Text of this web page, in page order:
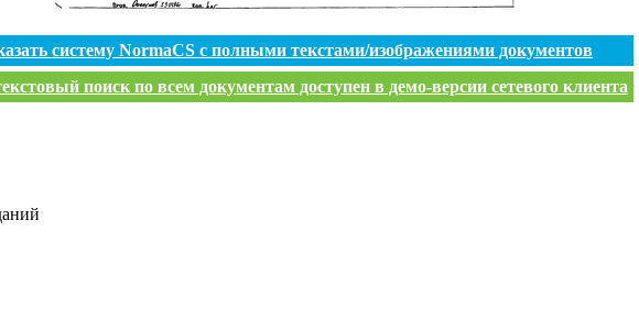
систему NormaCS с полными текстами/изображениями документов
поиск по всем документам доступен в демо-версии сетевого клиента